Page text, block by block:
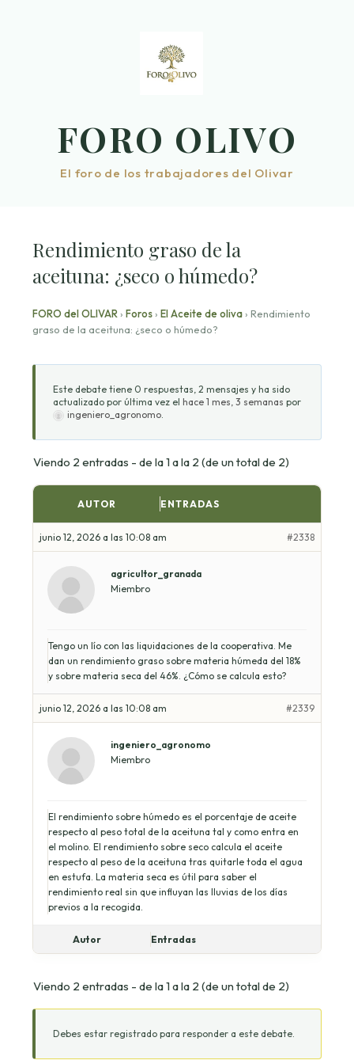
FORO OLIVO
El foro de los trabajadores del Olivar
Rendimiento graso de la
aceituna: ¿seco o húmedo?
FORO del OLIVAR › Foros › El Aceite de oliva › Rendimiento
graso de la aceituna: ¿seco o húmedo?
Este debate tiene 0 respuestas, 2 mensajes y ha sido
actualizado por última vez el hace 1 mes, 3 semanas por
ingeniero_agronomo
Viendo 2 entradas - de la 1 a la 2 (de un total de 2)
AUTOR ENTRADAS
junio 12, 2026 a las 10:08 am #2338
agricultor_granada
Miembro
Tengo un lío con las liquidaciones de la cooperativa. Me
dan un rendimiento graso sobre materia húmeda del 18%
y sobre materia seca del 46%. ¿Cómo se calcula esto?
junio 12, 2026 a las 10:08 am #2339
ingeniero_agronomo
Miembro
El rendimiento sobre húmedo es el porcentaje de aceite
respecto al peso total de la aceituna tal y como entra en
el molino. El rendimiento sobre seco calcula el aceite
respecto al peso de la aceituna tras quitarle toda el agua
en estufa. La materia seca es útil para saber el
rendimiento real sin que influyan las lluvias de los días
previos a la recogida.
Autor Entradas
Viendo 2 entradas - de la 1 a la 2 (de un total de 2)
Debes estar registrado para responder a este debate.